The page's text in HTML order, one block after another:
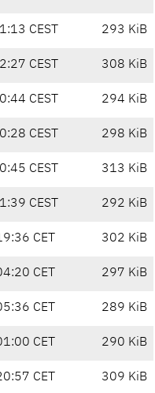
CEST 293 KiB
CEST 308 KiB
CEST 294 KiB
CEST 298 KiB
CEST 313 KiB
CEST 292 KiB
CET 302 KiB
CET 297 KiB
CET 289 KiB
CET 290 KiB
CET 309 KiB